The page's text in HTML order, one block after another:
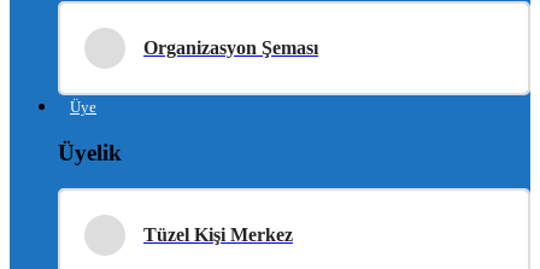
Organizasyon Şeması
Üye
Üyelik
Tüzel Kişi Merkez